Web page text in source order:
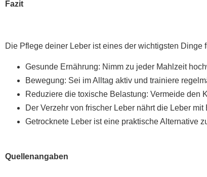
Fazit
Die Pflege deiner Leber ist eines der wichtigsten
Gesunde Ernährung: Nimm zu jeder Mahlzeit
Bewegung: Sei im Alltag aktiv und trainiere
Reduziere die toxische Belastung: Vermeide den
Der Verzehr von frischer Leber nährt die Leber
Getrocknete Leber ist eine praktische Alternative
Quellenangaben